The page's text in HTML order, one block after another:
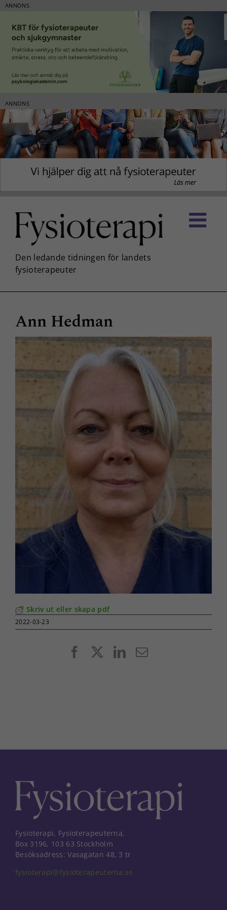
ANNONS
ANNONS
innehållet
Ann Hedman
Skriv ut eller skapa pdf
2022-03-23
FacebookLinkedIn
E-
Fysioterapi, Fysioterapeuterna,
Box 3196, 103 63 Stockholm
Besöksadress: Vasagatan 48, 3 tr
fysioterapi@fysioterapeuterna.se